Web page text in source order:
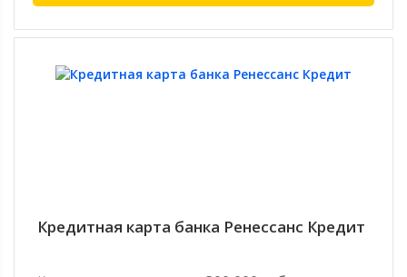
Кредитная карта банка Ренессанс Кредит